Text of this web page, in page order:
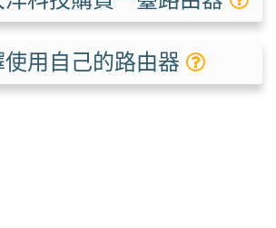
使用自己的路由器